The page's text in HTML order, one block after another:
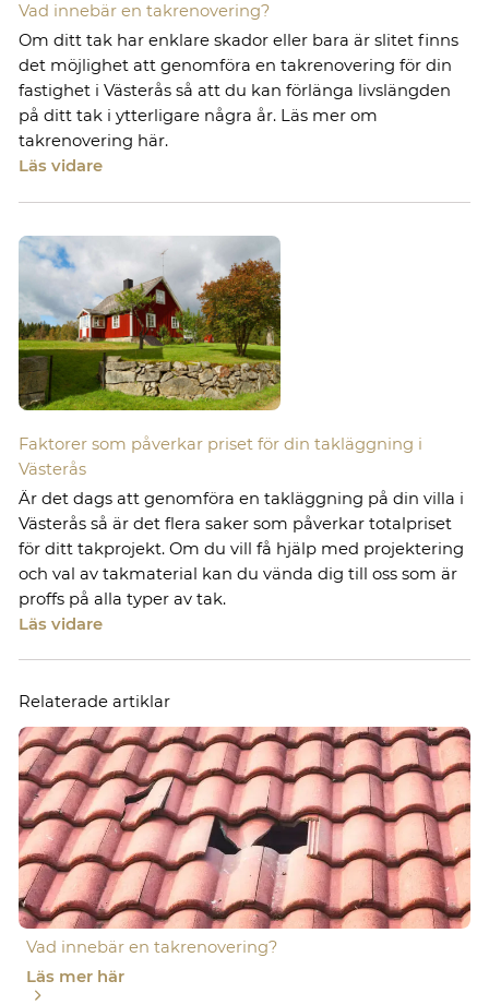
Vad innebär en takrenovering?
Om ditt tak har enklare skador eller bara är slitet finns
det möjlighet att genomföra en takrenovering för din
fastighet i Västerås så att du kan förlänga livslängden
på ditt tak i ytterligare några år. Läs mer om
takrenovering här.
Läs vidare
Faktorer som påverkar priset för din takläggning i
Västerås
Är det dags att genomföra en takläggning på din villa i
Västerås så är det flera saker som påverkar totalpriset
för ditt takprojekt. Om du vill få hjälp med projektering
och val av takmaterial kan du vända dig till oss som är
proffs på alla typer av tak.
Läs vidare
Relaterade artiklar
Vad innebär en takrenovering?
Läs mer här